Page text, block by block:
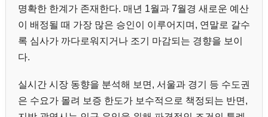
명확한 한계가 존재한다. 매년 1월과 7월경 새로운 예산
이 배정될 때 가장 많은 승인이 이루어지며, 연말로 갈수
록 심사가 까다로워지거나 조기 마감되는 경향을 보이
다.
실시간 시장 동향을 분석해 보면, 서울과 경기 등 수도권
은 수요가 몰려 보증 한도가 보수적으로 책정되는 반면,